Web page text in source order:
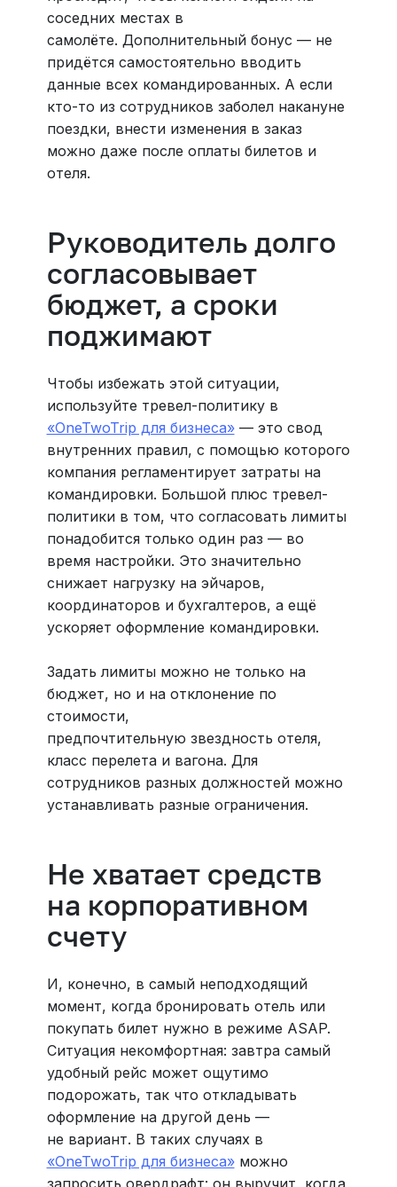
соседних местах в
самолёте. Дополнительный бонус — не
придётся самостоятельно вводить
данные всех командированных. А если
кто-то из сотрудников заболел накануне
поездки, внести изменения в заказ
можно даже после оплаты билетов и
отеля.
Руководитель долго
согласовывает
бюджет, а сроки
поджимают
Чтобы избежать этой ситуации,
используйте тревел-политику в
«OneTwoTrip для бизнеса»— это свод
внутренних правил, с помощью которого
компания регламентирует затраты на
командировки. Большой плюс тревел-
политики в том, что согласовать лимиты
понадобится только один раз — во
время настройки. Это значительно
снижает нагрузку на эйчаров,
координаторов и бухгалтеров, а ещё
ускоряет оформление командировки.
Задать лимиты можно не только на
бюджет, но и на отклонение по
стоимости,
предпочтительную звездность отеля,
класс перелета и вагона. Для
сотрудников разных должностей можно
устанавливать разные ограничения.
Не хватает средств
на корпоративном
счету
И, конечно, в самый неподходящий
момент, когда бронировать отель или
покупать билет нужно в режиме ASAP.
Ситуация некомфортная: завтра самый
удобный рейс может ощутимо
подорожать, так что откладывать
оформление на другой день —
не вариант. В таких случаях в
«OneTwoTrip для бизнеса»можно